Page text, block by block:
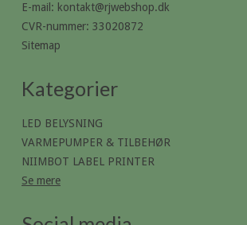
E-mail : kontakt@rjwebshop.dk
CVR-nummer: 33020872
Sitemap
Kategorier
LED BELYSNING
VARMEPUMPER & TILBEHØR
NIIMBOT LABEL PRINTER
Se mere